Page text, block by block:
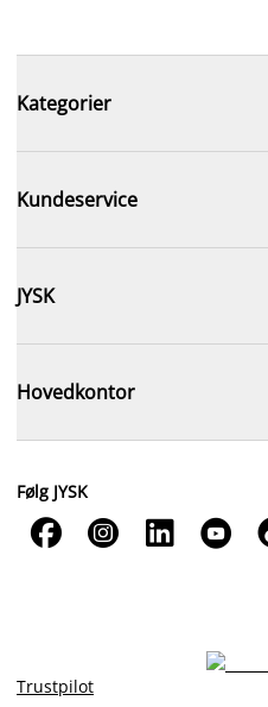
Kategorier
Kundeservice
JYSK
Hovedkontor
Følg JYSK
   
Trustpilot